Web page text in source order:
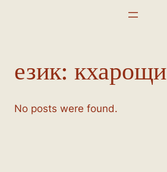
език: кхарощи
No posts were found.